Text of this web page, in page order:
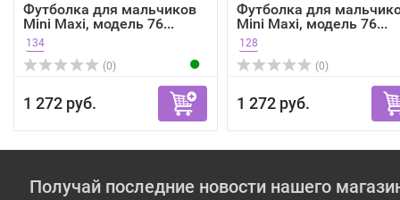
Футболка для мальчиков
Mini Maxi, модель 76...
134
(0)
1 272 руб.
Футболка для
Mini Maxi, модель 76...
128
(0)
1 272 руб.
Получай последние новости нашего